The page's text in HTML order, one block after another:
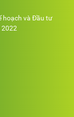
hoạch và Đầu tư
2022